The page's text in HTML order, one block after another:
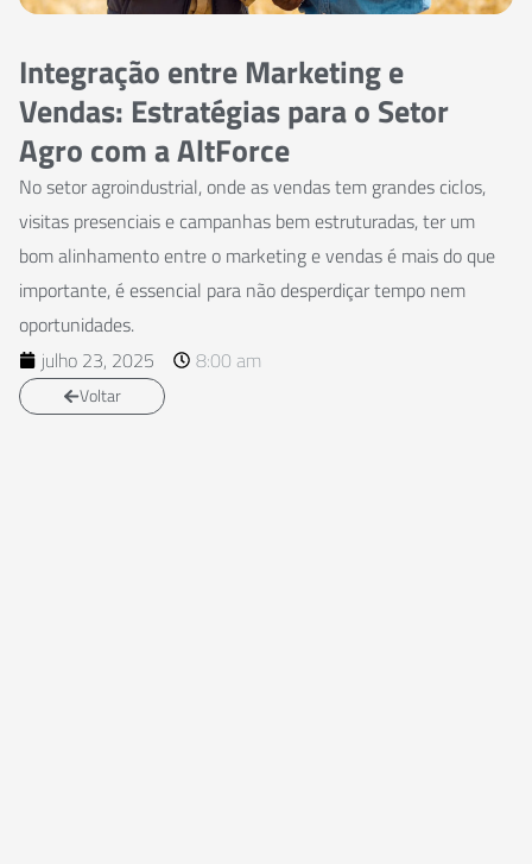
Integração entre Marketing e
Vendas: Estratégias para o Setor
Agro com a AltForce
No setor agroindustrial, onde as vendas tem grandes ciclos,
visitas presenciais e campanhas bem estruturadas, ter um
bom alinhamento entre o marketing e vendas é mais do que
importante, é essencial para não desperdiçar tempo nem
oportunidades.
julho 23, 2025 8:00 am
Voltar